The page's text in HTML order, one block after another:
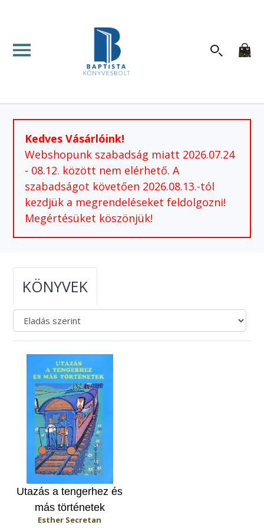
Kedves Vásárlóink!
Webshopunk szabadság miatt 2026.07.24
- 08.12. között nem elérhető. A
szabadságot követően 2026.08.13.-tól
kezdjük a megrendeléseket feldolgozni!
Megértésüket köszönjük!
KÖNYVEK
Utazás a tengerhez és
más történetek
Esther Secretan